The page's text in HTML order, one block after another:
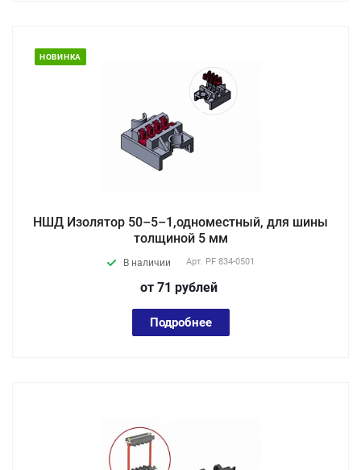
НОВИНКА
НШД Изолятор 50–5–1,одноместный, для шины
толщиной 5 мм
В наличии Арт. PF 834-0501
от 71 рублей
Подробнее